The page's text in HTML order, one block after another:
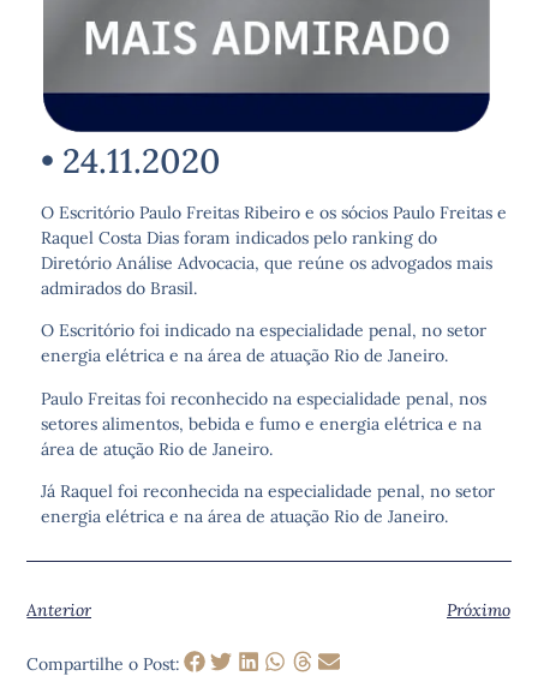
• 24.11.2020
O Escritório Paulo Freitas Ribeiro e os sócios Paulo Freitas e
Raquel Costa Dias foram indicados pelo ranking do
Diretório Análise Advocacia, que reúne os advogados mais
admirados do Brasil.
O Escritório foi indicado na especialidade penal, no setor
energia elétrica e na área de atuação Rio de Janeiro.
Paulo Freitas foi reconhecido na especialidade penal, nos
setores alimentos, bebida e fumo e energia elétrica e na
área de atução Rio de Janeiro.
Já Raquel foi reconhecida na especialidade penal, no setor
energia elétrica e na área de atuação Rio de Janeiro.
Anterior Próximo
Compartilhe o Post: